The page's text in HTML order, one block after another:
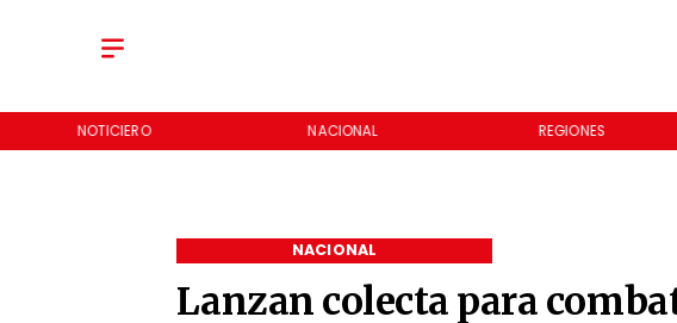
NOTICIERO NACIONAL REGIONES
Lanzan colecta para
NACIONAL